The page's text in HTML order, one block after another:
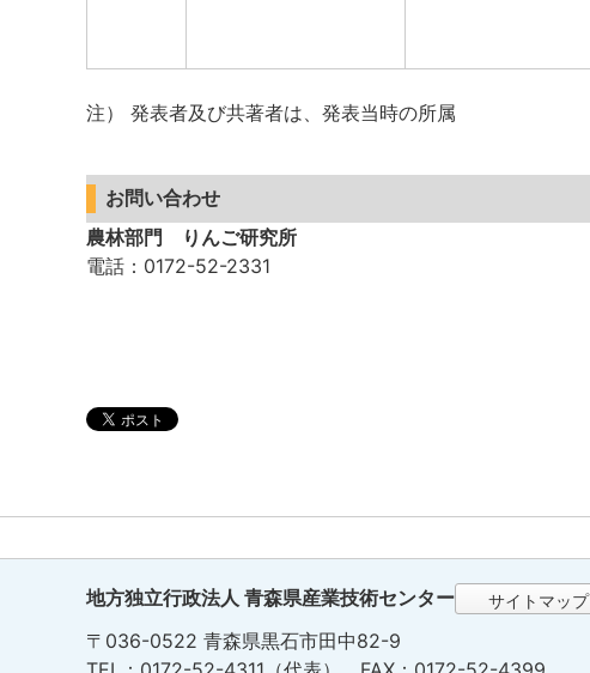
注） 発表者及び共著者は、発表当時の所属
お問い合わせ
農林部門 りんご研究所
電話 ：0172-52-2331
地方独立行政法人 青森県産業技術センター サイトマップ
〒036-0522 青森県黒石市田中82-9